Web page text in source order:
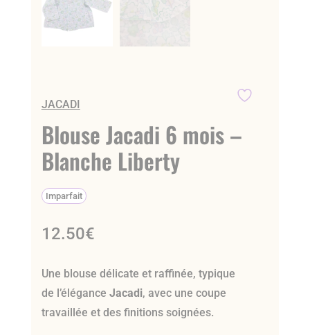
JACADI
Blouse Jacadi 6 mois –
Blanche Liberty
Imparfait
12.50€
Une blouse délicate et raffinée, typique
de l’élégance Jacadi, avec une coupe
travaillée et des finitions soignées.